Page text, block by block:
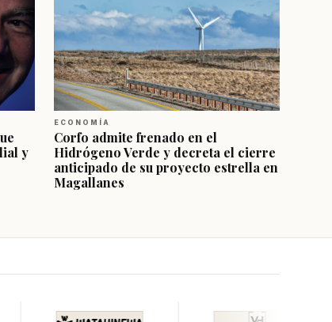
y
ECONOMÍA
Corfo admite frenado en el
Hidrógeno Verde y decreta el cierre
anticipado de su proyecto estrella en
Magallanes